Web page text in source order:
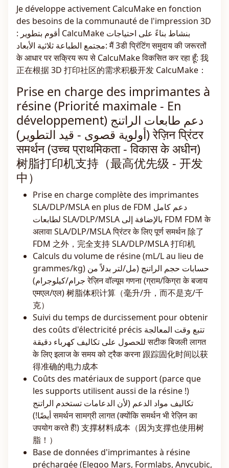
Je développe activement CalcuMake en fonction
des besoins de la communauté de l'impression 3D
: أقوم بتطوير CalcuMake بنشاط بناءً على احتياجات
مجتمع الطباعة ثلاثية الأبعاد: मैं 3डी प्रिंटिंग समुदाय की जरूरतों
के आधार पर सक्रिय रूप से CalcuMake विकसित कर रहा हूँ: 我
正在根据 3D 打印社区的需求积极开发 CalcuMake：
Prise en charge des imprimantes à
résine (Priorité maximale - En
développement) دعم طابعات الراتنج
(أولوية قصوى - قيد التطوير) रेज़िन प्रिंटर
समर्थन (उच्च प्राथमिकता - विकास के अधीन)
树脂打印机支持（最高优先级 - 开发
中）
Prise en charge complète des imprimantes
SLA/DLP/MSLA en plus de FDM دعم كامل
لطابعات SLA/DLP/MSLA بالإضافة إلى FDM FDM के
अलावा SLA/DLP/MSLA प्रिंटर के लिए पूर्ण समर्थन 除了
FDM 之外，完全支持 SLA/DLP/MSLA 打印机
Calculs du volume de résine (mL/L au lieu de
grammes/kg) حسابات حجم الراتنج (مل/لتر بدلاً من
جرام/كيلوجرام) रेज़िन वॉल्यूम गणना (ग्राम/किग्रा के बजाय
एमएल/एल) 树脂体积计算（毫升/升，而不是克/千
克）
Suivi du temps de durcissement pour obtenir
des coûts d'électricité précis تتبع وقت المعالجة
للحصول على تكاليف كهرباء دقيقة सटीक बिजली लागत
के लिए इलाज के समय को ट्रैक करना 跟踪固化时间以获
得准确的电力成本
Coûts des matériaux de support (parce que
les supports utilisent aussi de la résine !)
تكاليف مواد الدعم (لأن الدعامات تستخدم الراتنج
أيضًا!) समर्थन सामग्री लागत (क्योंकि समर्थन भी रेज़िन का
उपयोग करते हैं!) 支撑材料成本（因为支撑也使用树
脂！）
Base de données d'imprimantes à résine
préchargée (Elegoo Mars, Formlabs, Anycubic,